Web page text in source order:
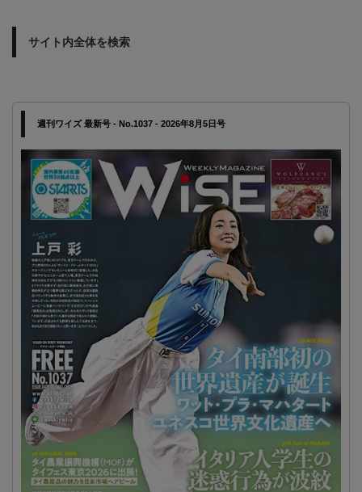
サイト内全体を検索
週刊ワイズ 最新号 - No.1037 - 2026年8月5日号